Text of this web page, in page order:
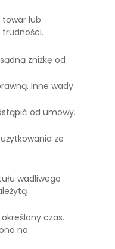
lub
zniżkę od
Inne wady
od umowy.
ze
wadliwego
czas.
na